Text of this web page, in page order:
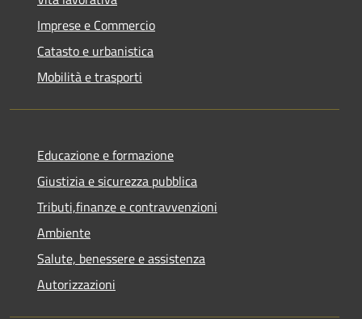
Imprese e Commercio
Catasto e urbanistica
Mobilità e trasporti
Educazione e formazione
Giustizia e sicurezza pubblica
Tributi,finanze e contravvenzioni
Ambiente
Salute, benessere e assistenza
Autorizzazioni